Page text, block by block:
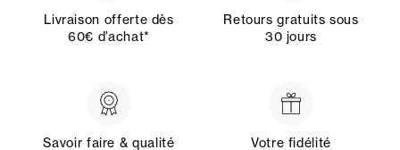
Livraison offerte dès
60€ d’achat*
Retours gratuits sous
30 jours
Savoir faire & qualité
Votre fidélité